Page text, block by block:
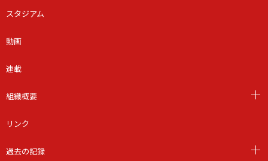
スタジアム
動画
連載
組織概要
リンク
過去の記録